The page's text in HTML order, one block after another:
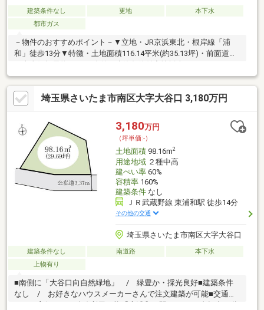
建築条件なし 更地
本下水
都市ガス
－物件のおすすめポイント－▼立地・JR京浜東北・根岸線「浦
和」徒歩13分▼特徴・土地面積116.14平米(約35.13坪)・前面道路
ん・お好きなハウスメーカーや工務店等で建築可能・現況は更地
▼周辺環境・スーパー「まいばすけっと浦和前地3丁目店」徒歩4
分(約260m)・大谷場小学校 徒歩9分(約680m)・前地1丁目第一公
園 徒歩4分(約280m)■ ご希望の住まい探しをお手伝いします
━━━━━・・・物件の詳細・ご相談はお気軽にお問い合わせく
ださい。
埼玉県さいたま市南区大字大谷口 3,180万円
3,180万円
（坪単価:-）
土地面積98.16m2
用途地域２種中高
建ぺい率60%
容積率160%
建築条件なし
ＪＲ武蔵野線 東浦和駅 徒歩14分
その他の交通
埼玉県さいたま市南区大字大谷口
建築条件なし 南道路
本下水
上物有り
■南側に「大谷口向自然緑地」 / 緑豊か・採光良好■建築条件
なし / お好きなハウスメーカーさんで注文建築が可能■交通ア
クセス良好 / 2路線利用可能『南浦和』駅4.1ｋｍ、自転車19分